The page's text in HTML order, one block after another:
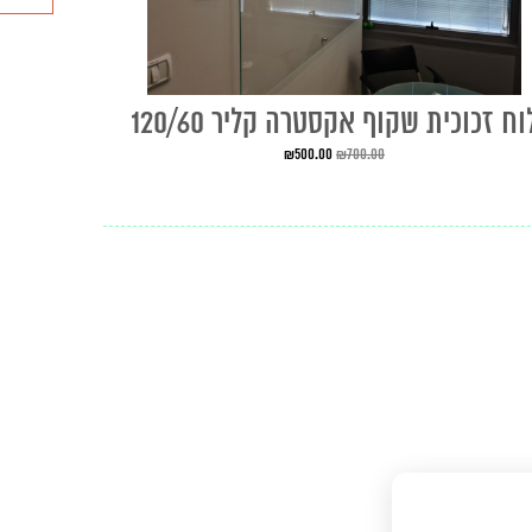
זכוכית שקוף אקסטרה קליר 120/60
₪700.00
₪500.00